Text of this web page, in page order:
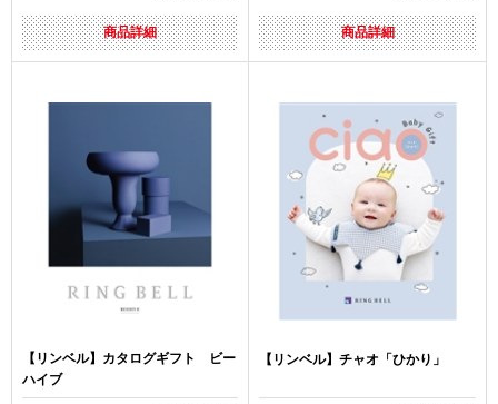
商品詳細 商品詳細
【リンベル】カタログギフト ビー
ハイブ
【リンベル】チャオ「ひかり」